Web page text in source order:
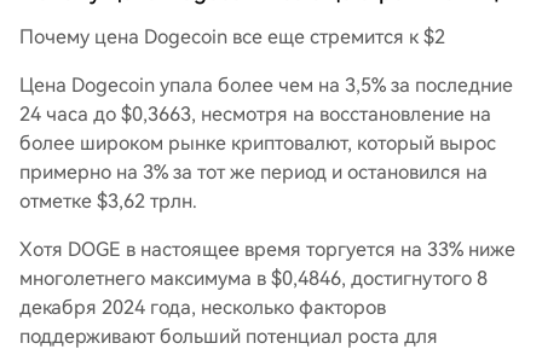
Почему цена Dogecoin все еще стремится к $2
Цена Dogecoin упала более чем на 3,5% за последние
24 часа до $0,3663, несмотря на восстановление на
более широком рынке криптовалют, который вырос
примерно на 3% за тот же период и остановился на
отметке $3,62 трлн.
Хотя DOGE в настоящее время торгуется на 33% ниже
многолетнего максимума в $0,4846, достигнутого 8
декабря 2024 года, несколько факторов
поддерживают больший потенциал роста для